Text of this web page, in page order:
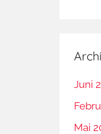
Juni
Mai